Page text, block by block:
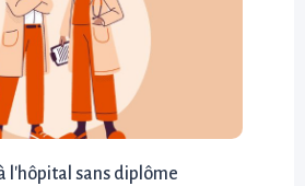
l'hôpital sans diplôme